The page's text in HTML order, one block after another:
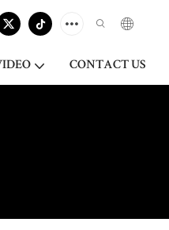
CONTACT US